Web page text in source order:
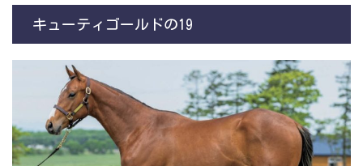
キューティゴールドの19